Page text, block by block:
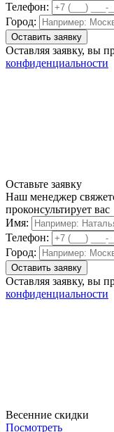
Телефон:
Город:
Оставляя заявку, вы
конфиденциальности
Оставьте заявку
Наш менеджер
проконсультирует вас
Имя:
Телефон:
Город:
Оставляя заявку, вы
конфиденциальности
Весенние скидки
Посмотреть